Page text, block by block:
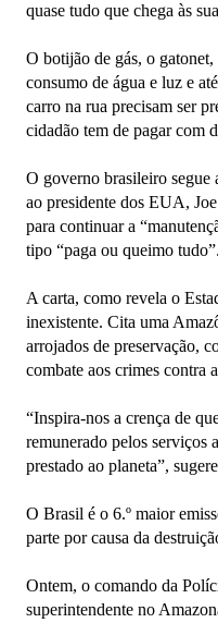
quase tudo que chega às
O botijão de gás, o
consumo de água e luz e
carro na rua precisam ser
cidadão tem de pagar com
O governo brasileiro segue
ao presidente dos EUA,
para continuar a
tipo “paga ou queimo tudo”.
A carta, como revela o
inexistente. Cita uma
arrojados de preservação,
combate aos crimes contra
“Inspira-nos a crença de
remunerado pelos serviços
prestado ao planeta”,
O Brasil é o 6.º maior
parte por causa da
Ontem, o comando da
superintendente no